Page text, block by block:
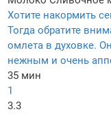
Хотите накормить
Тогда обратите
омлета в духовке.
нежным и очень
35 мин
1
3.3